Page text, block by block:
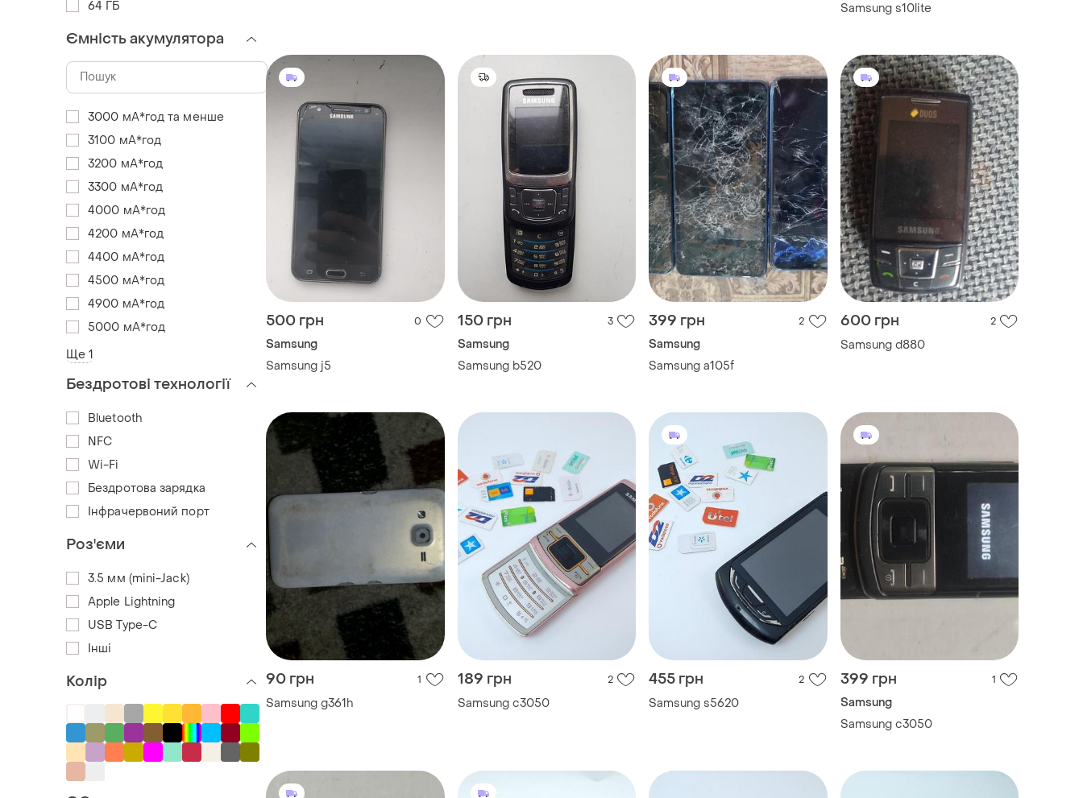
Samsung s10lite
500 грн 0
Samsung
Samsung j5
150 грн 3
Samsung
Samsung b520
399 грн 2
Samsung
Samsung а105f
600 грн 2
Samsung d880
90 грн 1
Samsung g361h
189 грн 2
Samsung c3050
455 грн 2
Samsung s5620
399 грн 1
Samsung
Samsung c3050
64 ГБ
Ємність акумулятора
3000 мА*год та менше
3100 мА*год
3200 мА*год
3300 мА*год
4000 мА*год
4200 мА*год
4400 мА*год
4500 мА*год
4900 мА*год
5000 мА*год
Ще 1
Бездротові технології
Bluetooth
NFC
Wi-Fi
Бездротова зарядка
Інфрачервоний порт
Роз'єми
3.5 мм (mini-Jack)
Apple Lightning
USB Type-C
Інші
Колір